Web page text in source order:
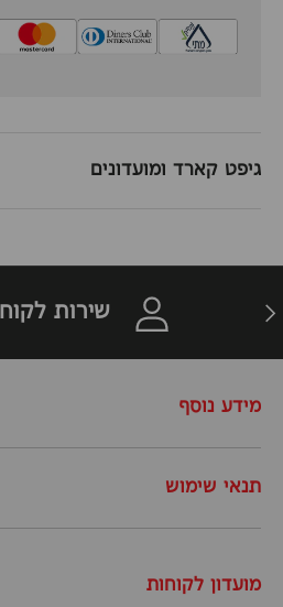
גיפט קארד ומועדונים
חזרה שירות
מידע נוסף
תנאי שימוש
מועדון לקוחות